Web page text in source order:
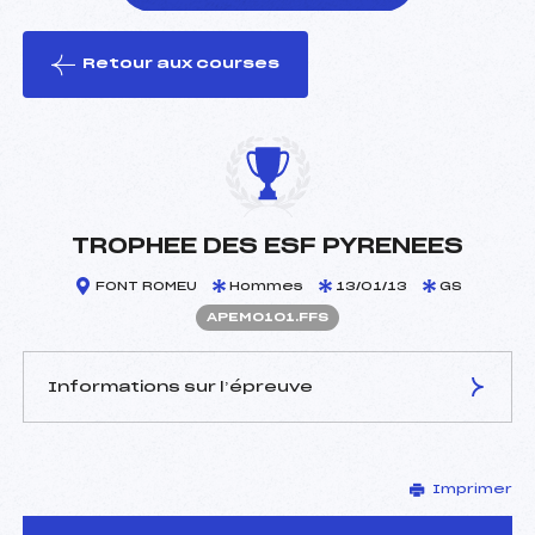
le ski
Retour aux courses
TROPHEE DES ESF PYRENEES
FONT ROMEU Hommes 13/01/13 GS
APEM0101.FFS
Informations sur l’épreuve
CAUCAT JEAN LOUIS (PE)
Arbitre :
PEDREGOSA MAEVA (PE)
Imprimer